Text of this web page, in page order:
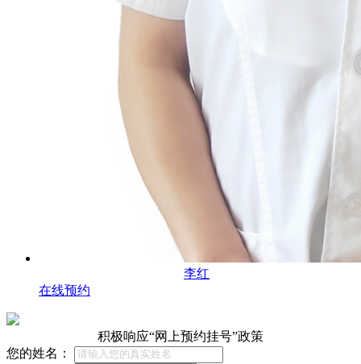
李红
在线预约
积极响应“网上预约挂号”政策
您的姓名：